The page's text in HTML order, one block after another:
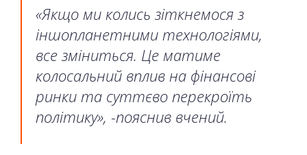
«Якщо ми колись зіткнемося з
іншопланетними технологіями,
все зміниться. Це матиме
колосальний вплив на фінансові
ринки та суттєво перекроїть
політику», -пояснив вчений.